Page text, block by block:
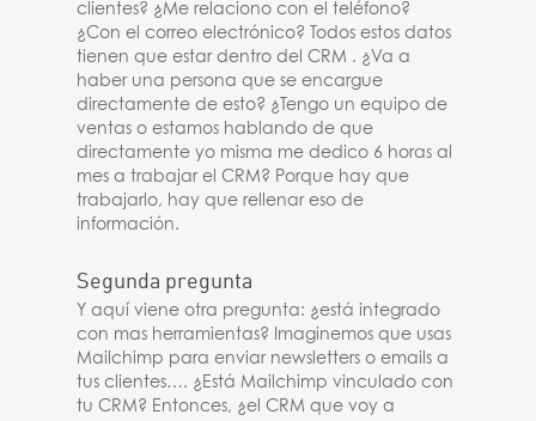
clientes? ¿Me relaciono con el teléfono?
¿Con el correo electrónico? Todos estos datos
tienen que estar dentro del CRM . ¿Va a
haber una persona que se encargue
directamente de esto? ¿Tengo un equipo de
ventas o estamos hablando de que
directamente yo misma me dedico 6 horas al
mes a trabajar el CRM? Porque hay que
trabajarlo, hay que rellenar eso de
información.
Segunda pregunta
Y aquí viene otra pregunta: ¿está integrado
con mas herramientas? Imaginemos que usas
Mailchimp para enviar newsletters o emails a
tus clientes…. ¿Está Mailchimp vinculado con
tu CRM? Entonces, ¿el CRM que voy a